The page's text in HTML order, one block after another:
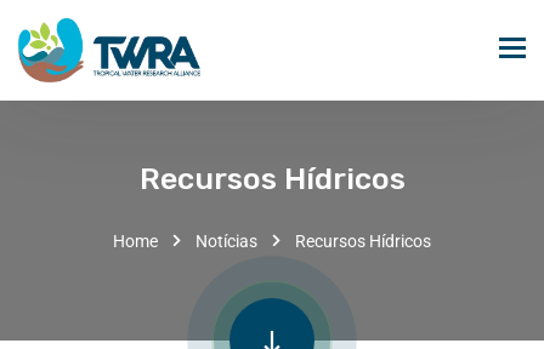
Recursos Hídricos
Home Notícias Recursos Hídricos